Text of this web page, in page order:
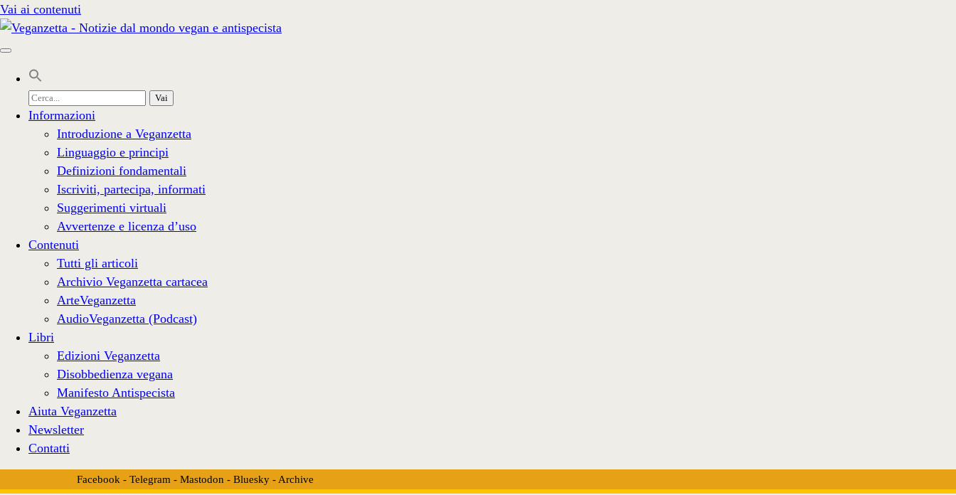
Vai ai contenuti
Cerca
per:
Informazioni
Introduzione a Veganzetta
Linguaggio e principi
Definizioni fondamentali
Iscriviti, partecipa, informati
Suggerimenti virtuali
Avvertenze e licenza d’uso
Contenuti
Tutti gli articoli
Archivio Veganzetta cartacea
ArteVeganzetta
AudioVeganzetta (Podcast)
Libri
Edizioni Veganzetta
Disobbedienza vegana
Manifesto Antispecista
Aiuta Veganzetta
Newsletter
Contatti
Facebook - Telegram - Mastodon - Bluesky- Archive